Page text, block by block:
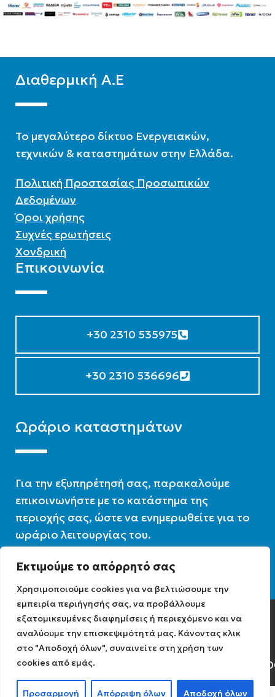
Εκτιμούμε το απόρρητό σας
Χρησιμοποιούμε cookies για να βελτιώσουμε την
εμπειρία περιήγησής σας, να προβάλλουμε
εξατομικευμένες διαφημίσεις ή περιεχόμενο και να
αναλύουμε την επισκεψιμότητά μας. Κάνοντας κλικ
στο "Αποδοχή όλων", συναινείτε στη χρήση των
cookies από εμάς.
Προσαρμογή Απόρριψη όλων Αποδοχή όλων
ΣΥΛΛΈΚΤΗΣ
Διαθερμική Α.Ε
To μεγαλύτερο δίκτυο Ενεργειακών,
τεχνικών & καταστημάτων στην Ελλάδα.
Πολιτική Προστασίας Προσωπικών
Δεδομένων
Όροι χρήσης
Συχνές ερωτήσεις
Χονδρική
Επικοινωνία
+30 2310 535975
+30 2310 536696
Ωράριο καταστημάτων
Για την εξυπηρέτησή σας, παρακαλούμε
επικοινωνήστε με το κατάστημα της
περιοχής σας, ώστε να ενημερωθείτε για το
ωράριο λειτουργίας του.
Ωράριο λειτουργίας : 07:30 – 16:00
Diathermiki.gr © 2022
Αρ. Γ.Ε.ΜΗ: